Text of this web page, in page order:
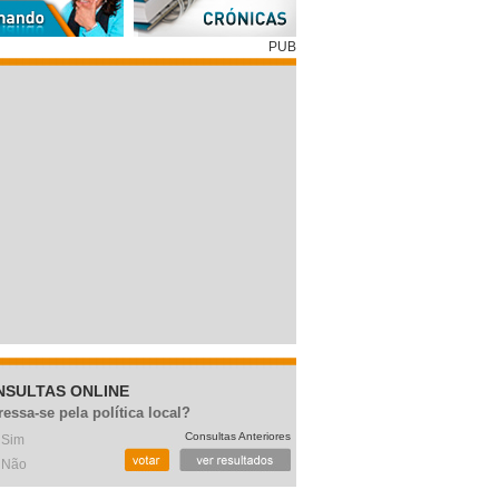
PUB
ONLINE
se pela política local?
Sim
Não
Consultas Anteriores